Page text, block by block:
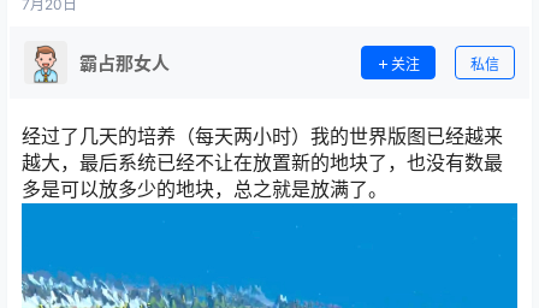
7月 20日
霸占那女人 关注 私信
经过了几天的培养（每天两小时）我的世界版图已经越来
越大，最后系统已经不让在放置新的地块了，也没有数最
多是可以放多少的地块，总之就是放满了。